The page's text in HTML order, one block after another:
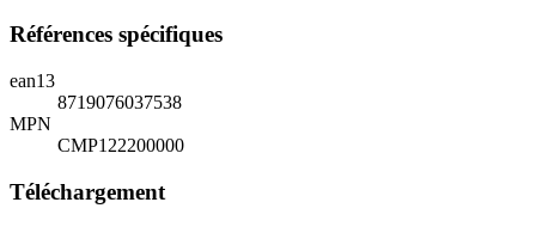
Références spécifiques
ean13
8719076037538
MPN
CMP122200000
Téléchargement